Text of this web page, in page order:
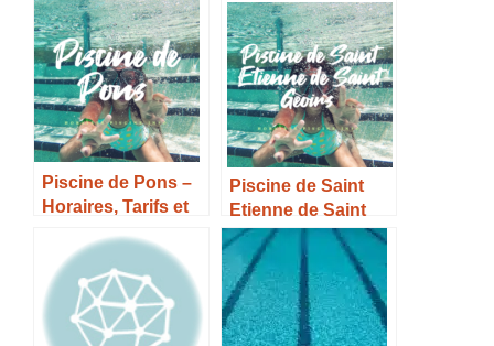
Piscine de Pons –
Horaires, Tarifs et
Piscine de Saint
Etienne de Saint
Geoirs – Horaires,
Tarifs et Infos –